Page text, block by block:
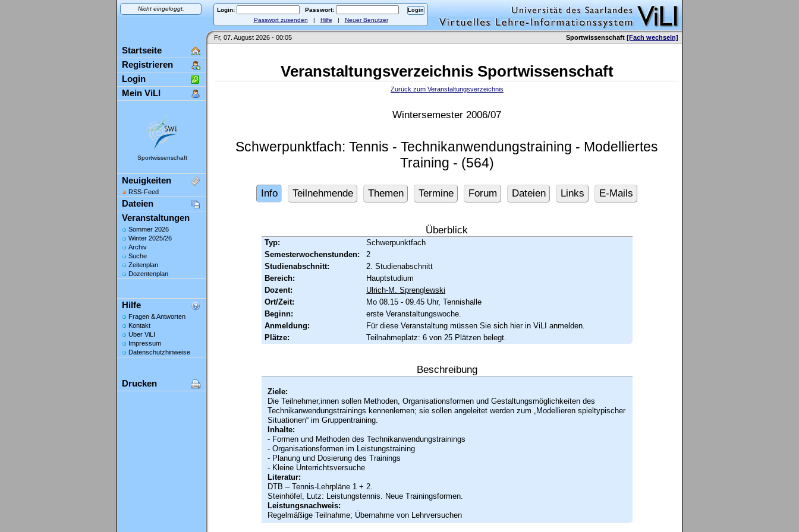
Nicht eingeloggt. Login:
Passwort:
Passwort zusenden | Hilfe | Neuer Benutzer
Fr, 07. August 2026 - 00:05 Sportwissenschaft [Fach wechseln]
Startseite
Registrieren
Login
Mein ViLI
Sportwissenschaft
Neuigkeiten
RSS-Feed
Dateien
Veranstaltungen
Sommer 2026
Winter 2025/26
Archiv
Suche
Zeitenplan
Dozentenplan
Hilfe
Fragen & Antworten
Kontakt
Über ViLI
Impressum
Datenschutzhinweise
Drucken
Veranstaltungsverzeichnis Sportwissenschaft
Zurück zum Veranstaltungsverzeichnis
Wintersemester 2006/07
Schwerpunktfach: Tennis - Technikanwendungstraining - Modelliertes
Training - (564)
Info Teilnehmende Themen Termine Forum Dateien Links E-Mails
Überblick
Typ:
Schwerpunktfach
Semesterwochenstunden:
2
Studienabschnitt:
2. Studienabschnitt
Bereich:
Hauptstudium
Dozent:
Ulrich-M. Sprenglewski
Ort/Zeit:
Mo 08.15 - 09.45 Uhr, Tennishalle
Beginn:
erste Veranstaltungswoche.
Anmeldung:
Für diese Veranstaltung müssen Sie sich hier in ViLI anmelden.
Plätze:
Teilnahmeplatz: 6 von 25 Plätzen belegt.
Beschreibung
Ziele:
Die Teilnehmer,innen sollen Methoden, Organisationsformen und Gestaltungsmöglichkeiten des
Technikanwendungstrainings kennenlernen; sie sollen angeleitet werden zum „Modellieren spieltypischer
Situationen“ im Gruppentraining.
Inhalte:
- Formen und Methoden des Technikanwendungstrainings
- Organisationsformen im Leistungstraining
- Planung und Dosierung des Trainings
- Kleine Unterrichtsversuche
Literatur:
DTB – Tennis-Lehrpläne 1 + 2.
Steinhöfel, Lutz: Leistungstennis. Neue Trainingsformen.
Leistungsnachweis:
Regelmäßige Teilnahme; Übernahme von Lehrversuchen